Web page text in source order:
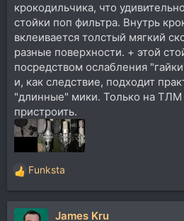
крокодильчика, что
стойки поп фильтра. Внутрь
вклеивается толстый мягкий
разные поверхности. + этой
посредством ослабления
и, как следствие, подходит
"длинные" мики. Только на ТЛМ
пристроить.
Р
е
а
Funksta
James Kru